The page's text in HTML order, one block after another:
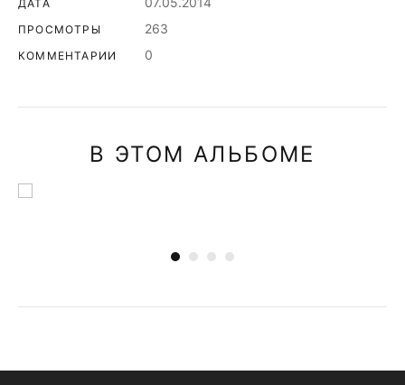
ДАТА
ПРОСМОТРЫ 263
КОММЕНТАРИИ 0
В ЭТОМ АЛЬБОМЕ